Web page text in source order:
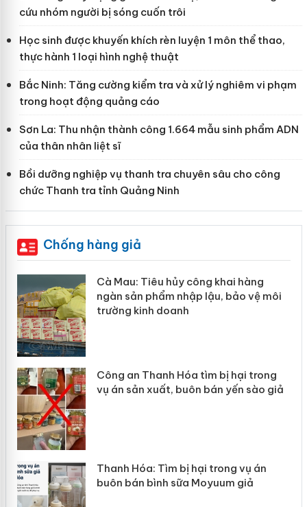
cứu nhóm người bị sóng cuốn trôi
Học sinh được khuyến khích rèn luyện 1 môn thể thao,
thực hành 1 loại hình nghệ thuật
Bắc Ninh: Tăng cường kiểm tra và xử lý nghiêm vi phạm
trong hoạt động quảng cáo
Sơn La: Thu nhận thành công 1.664 mẫu sinh phẩm ADN
của thân nhân liệt sĩ
Bồi dưỡng nghiệp vụ thanh tra chuyên sâu cho công
chức Thanh tra tỉnh Quảng Ninh
Chống hàng giả
Cà Mau: Tiêu hủy công khai hàng
ngàn sản phẩm nhập lậu, bảo vệ môi
trường kinh doanh
Công an Thanh Hóa tìm bị hại trong
vụ án sản xuất, buôn bán yến sào giả
Thanh Hóa: Tìm bị hại trong vụ án
buôn bán bình sữa Moyuum giả